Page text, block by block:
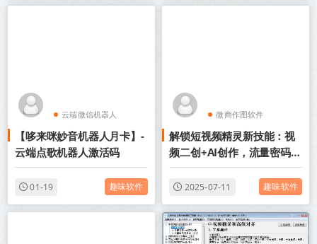
云端微信机器人
点歌机器人
【哆来咪妙音机器人月卡】-
云端点歌机器人激活码
01-19 趣味软件
微商作图软件
视频制作软件
解锁短视频精灵新技能：视
频二创+AI创作，流量密码
get
2025-07-11 趣味软件